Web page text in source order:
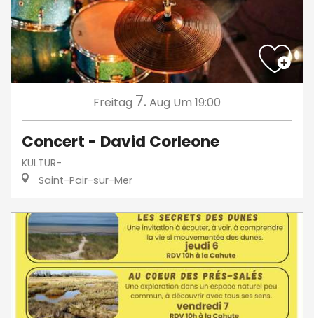
Freitag 7. Aug Um 19:00
Concert - David Corleone
KULTUR-
Saint-Pair-sur-Mer